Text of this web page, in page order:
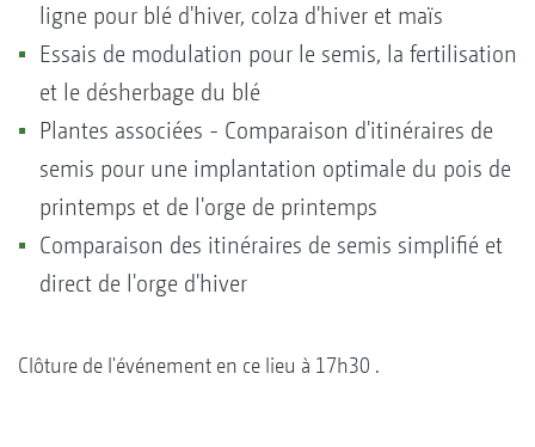
ligne pour blé d'hiver, colza d'hiver et maïs
Essais de modulation pour le semis, la fertilisation
et le désherbage du blé
Plantes associées - Comparaison d'itinéraires de
semis pour une implantation optimale du pois de
printemps et de l'orge de printemps
Comparaison des itinéraires de semis simplifié et
direct de l'orge d'hiver
Clôture de l'événement en ce lieu à 17h30 .